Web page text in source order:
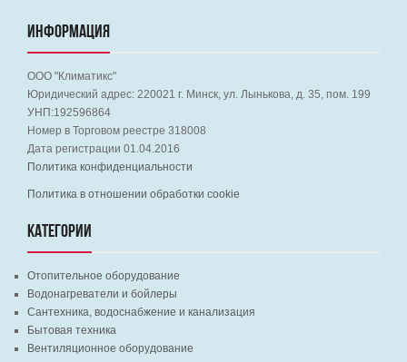
ИНФОРМАЦИЯ
ООО "Климатикс"
Юридический адрес: 220021 г. Минск, ул. Лынькова, д. 35, пом. 199
УНП:192596864
Номер в Торговом реестре 318008
Дата регистрации 01.04.2016
Политика конфиденциальности
Политика в отношении обработки cookie
КАТЕГОРИИ
Отопительное оборудование
Водонагреватели и бойлеры
Сантехника, водоснабжение и канализация
Бытовая техника
Вентиляционное оборудование